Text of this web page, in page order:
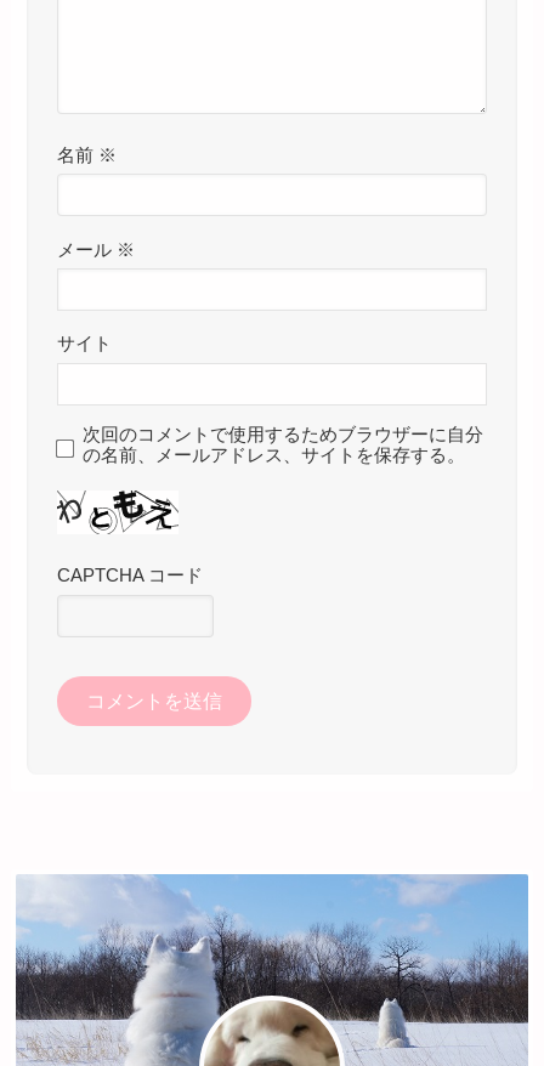
名前 ※
メール ※
サイト
次回のコメントで使用するためブラウザーに自分
の名前、メールアドレス、サイトを保存する。
CAPTCHA コード